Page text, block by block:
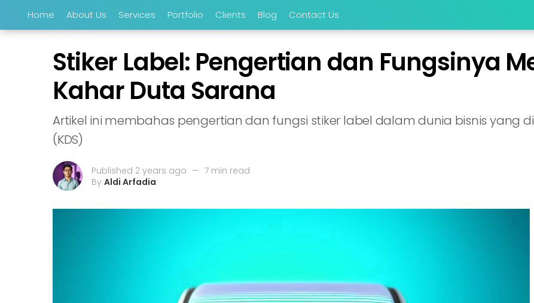
Home About Us Services Portfolio Clients Blog Contact Us
Stiker Label: Pengertian dan Fungsinya
Kahar Duta Sarana
Artikel ini membahas pengertian dan fungsi stiker label dalam dunia bisnis yang
(KDS)
Published 2 years ago — 7 min read
By Aldi Arfadia